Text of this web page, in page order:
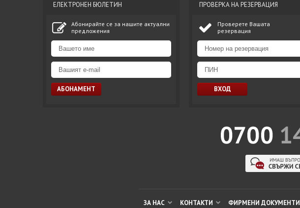
ЕЛЕКТРОНЕН БЮЛЕТИН
Абонирайте се за нашите актуални
предложения
ПРОВЕРКА НА РЕЗЕРВАЦИЯ
Проверете Вашата
резервация
ЗА НАС КОНТАКТИ ФИРМЕНИ ДОКУМЕНТИ